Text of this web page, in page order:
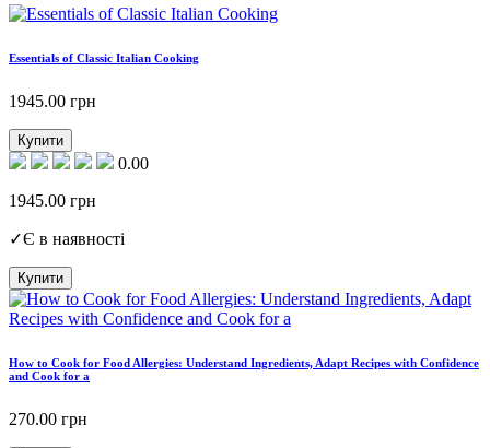
Essentials of Classic Italian Cooking
1945.00 грн
Купити
0.00
1945.00 грн
✓Є в наявності
Купити
How to Cook for Food Allergies: Understand Ingredients, Adapt Recipes with Confidence
and Cook for a
270.00 грн